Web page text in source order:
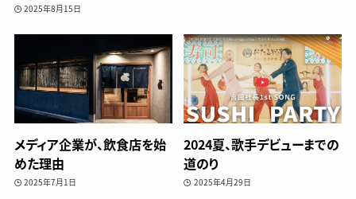
2025年8月15日
メディア企業が、飲食店を始
めた理由
2025年7月1日
2024夏、歌手デビューまでの
道のり
2025年4月29日